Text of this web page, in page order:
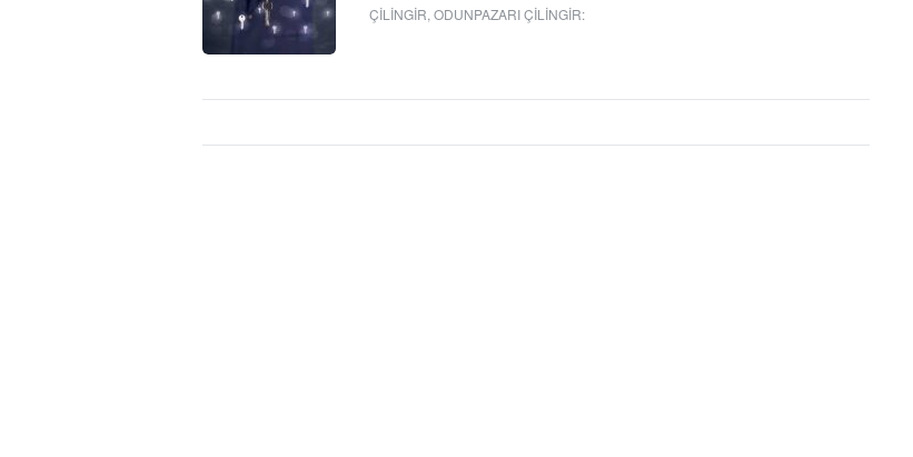
ÇILINGIR,ODUNPAZARI ÇILINGIR: